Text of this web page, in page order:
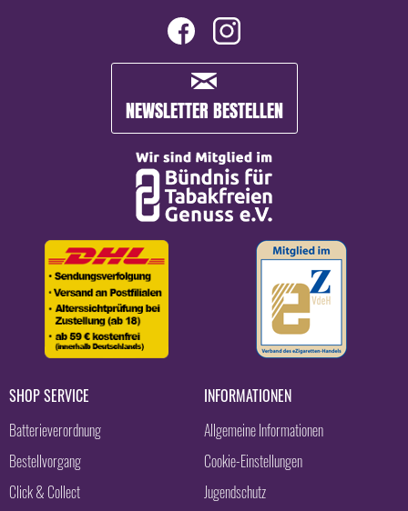
NEWSLETTER BESTELLEN
SHOP SERVICE
Batterieverordnung
Bestellvorgang
Click & Collect
INFORMATIONEN
Allgemeine Informationen
Cookie-Einstellungen
Jugendschutz